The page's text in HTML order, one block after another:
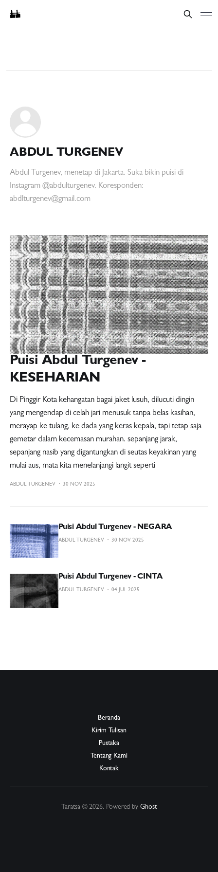
ABDUL TURGENEV
Abdul Turgenev, menetap di Jakarta. Suka bikin puisi di
Instagram @abdulturgenev. Koresponden:
abdlturgenev@gmail.com
Puisi Abdul Turgenev -
KESEHARIAN
Di Pinggir Kota kehangatan bagai jaket lusuh, dilucuti dingin
yang mengendap di celah jari menusuk tanpa belas kasihan,
merayap ke tulang, ke dada yang keras kepala, tapi tetap saja
gemetar dalam kecemasan murahan. sepanjang jarak,
sepanjang nasib yang digantungkan di seutas keyakinan yang
mulai aus, mata kita menelanjangi langit seperti
ABDUL TURGENEV 30 NOV 2025
Puisi Abdul Turgenev - NEGARA
ABDUL TURGENEV 30 NOV 2025
Puisi Abdul Turgenev - CINTA
ABDUL TURGENEV 04 JUL 2025
Beranda
Kirim Tulisan
Pustaka
Tentang Kami
Kontak
Taratsa © 2026. Powered byGhost